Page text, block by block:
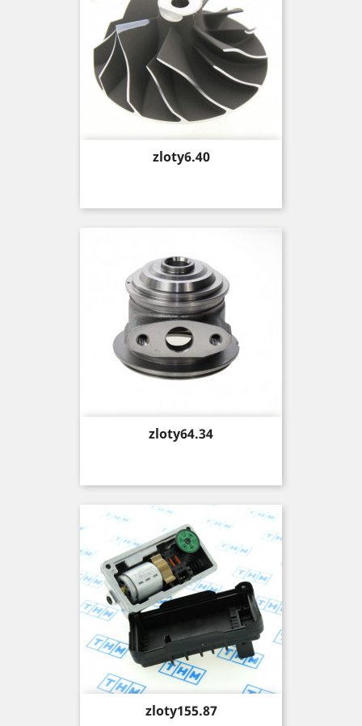
Price
zloty6.40
Price
zloty64.34
Price
zloty155.87